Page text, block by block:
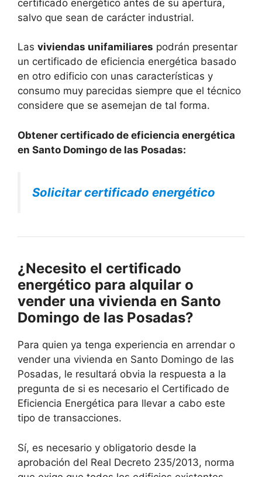
certificado energético antes de su apertura,
salvo que sean de carácter industrial.
Las viviendas unifamiliares podrán presentar
un certificado de eficiencia energética basado
en otro edificio con unas características y
consumo muy parecidas siempre que el técnico
considere que se asemejan de tal forma.
Obtener certificado de eficiencia energética
en Santo Domingo de las Posadas:
Solicitar certificado energético
¿Necesito el certificado
energético para alquilar o
vender una vivienda en Santo
Domingo de las Posadas?
Para quien ya tenga experiencia en arrendar o
vender una vivienda en Santo Domingo de las
Posadas, le resultará obvia la respuesta a la
pregunta de si es necesario el Certificado de
Eficiencia Energética para llevar a cabo este
tipo de transacciones.
Sí, es necesario y obligatorio desde la
aprobación del Real Decreto 235/2013, norma